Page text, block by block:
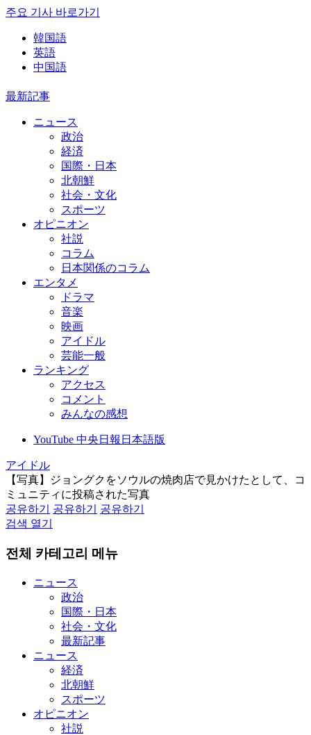
주요 기사 바로가기
韓国語
英語
中国語
最新記事
ニュース
政治
経済
国際・日本
北朝鮮
社会・文化
スポーツ
オピニオン
社説
コラム
日本関係のコラム
エンタメ
ドラマ
音楽
映画
アイドル
芸能一般
ランキング
アクセス
コメント
みんなの感想
YouTube 中央日報日本語版
アイドル
【写真】ジョングクをソウルの焼肉店で見かけたとして、コ
ミュニティに投稿された写真
공유하기
공유하기
공유하기
검색 열기
전체 카테고리 메뉴
ニュース
政治
国際・日本
社会・文化
最新記事
ニュース
経済
北朝鮮
スポーツ
オピニオン
社説